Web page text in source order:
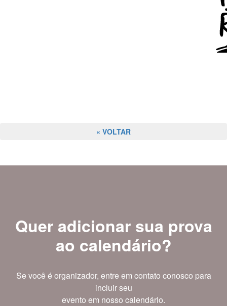
« VOLTAR
Quer adicionar sua prova
ao calendário?
Se você é organizador, entre em contato conosco para
incluir seu
evento em nosso calendário.